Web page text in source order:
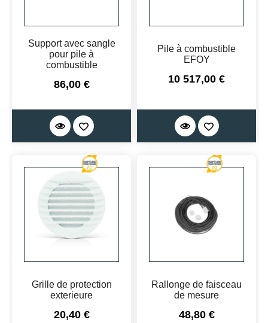
Support avec sangle
pour pile à
combustible
Prix
86,00 €
Pile à combustible
EFOY
Prix
10 517,00 €
Grille de protection
exterieure
Prix
20,40 €
Rallonge de faisceau
de mesure
Prix
48,80 €